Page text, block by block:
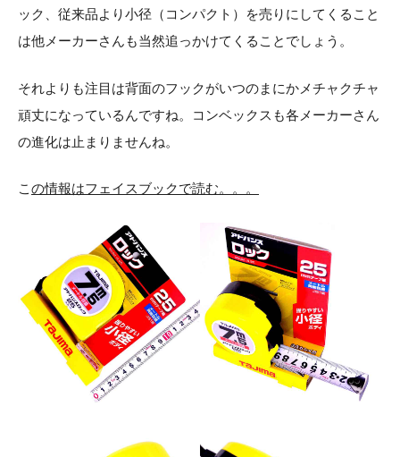
ック、従来品より小径（コンパクト）を売りにしてくること
は他メーカーさんも当然追っかけてくることでしょう。
それよりも注目は背面のフックがいつのまにかメチャクチャ
頑丈になっているんですね。コンベックスも各メーカーさん
の進化は止まりませんね。
こ の情報はフェイスブックで読む。。。